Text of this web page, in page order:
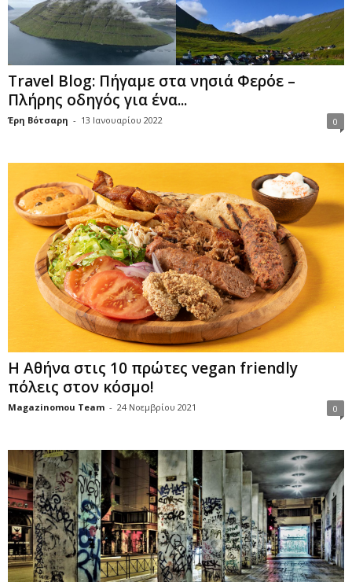
Travel Blog: Πήγαμε στα νησιά Φερόε –
Πλήρης οδηγός για ένα...
Έρη Βότσαρη - 13 Ιανουαρίου 2022 0
Η Αθήνα στις 10 πρώτες vegan friendly
πόλεις στον κόσμο!
Magazinomou Team - 24 Νοεμβρίου 2021 0